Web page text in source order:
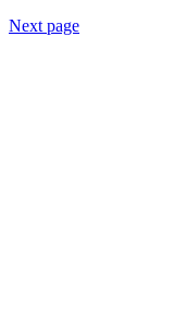
Next page